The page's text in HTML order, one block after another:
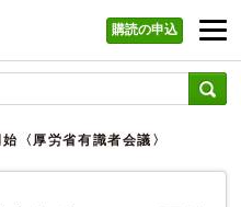
購読の申込
〈厚労省有識者会議〉